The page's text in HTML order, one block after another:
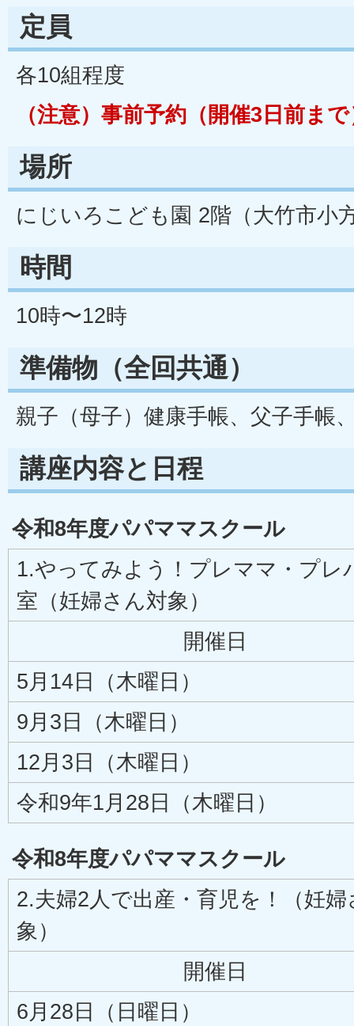
定員
各10組程度
（注意）事前予約（開催3日前ま
場所
にじいろこども園 2階（大竹市小
時間
10時〜12時
準備物（全回共通）
親子（母子）健康手帳、父子手帳
講座内容と日程
令和8年度パパママスクール
1.やってみよう！プレママ・プレ
室（妊婦さん対象）
開催日
5月14日（木曜日）
9月3日（木曜日）
12月3日（木曜日）
令和9年1月28日（木曜日）
令和8年度パパママスクール
2.夫婦2人で出産・育児を！（妊婦
象）
開催日
6月28日（日曜日）